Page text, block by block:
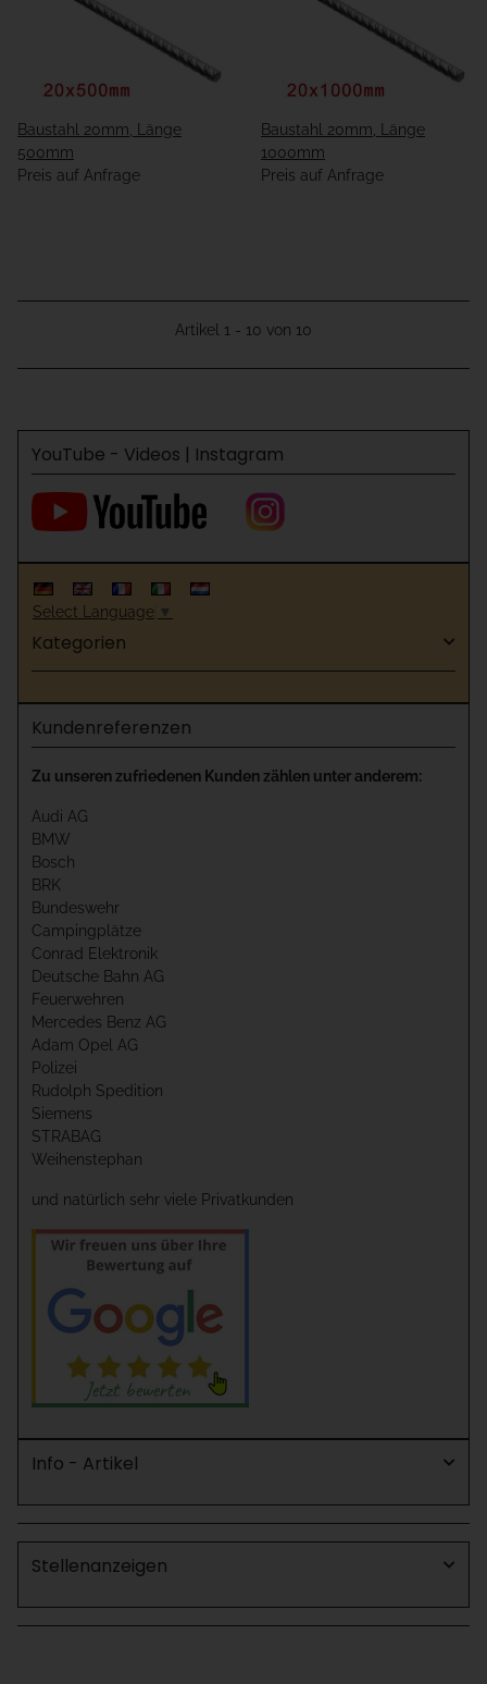
Baustahl 20mm, Länge
500mm
Preis auf Anfrage
Baustahl 20mm, Länge
1000mm
Preis auf Anfrage
Artikel 1 - 10 von 10
YouTube - Videos | Instagram
Select Language ▼
Kategorien
Kundenreferenzen
Zu unseren zufriedenen Kunden zählen unter anderem:
Audi AG
BMW
Bosch
BRK
Bundeswehr
Campingplätze
Conrad Elektronik
Deutsche Bahn AG
Feuerwehren
Mercedes Benz AG
Adam Opel AG
Polizei
Rudolph Spedition
Siemens
STRABAG
Weihenstephan
und natürlich sehr viele Privatkunden
Info - Artikel
Stellenanzeigen